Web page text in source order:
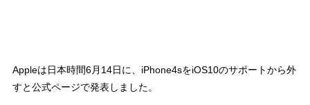
Appleは日本時間6月14日に、iPhone4sをiOS10のサポートから外
すと公式ページで発表しました。